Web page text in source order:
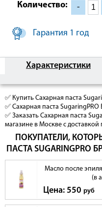
Количество: -
Гарантия 1 год
Характеристики
✅ Купить Сахарная паста
✅ Сахарная паста
✅ Заказать Сахарная паста
магазине в Москве с доставкой
ПОКУПАТЕЛИ,
ПАСТА SUGARINGPRO
Масло после
(в
Цена: 550 руб